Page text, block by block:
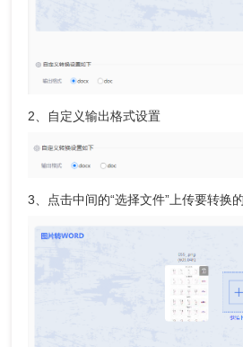
2、自定义输出格式设置
3、点击中间的“选择文件”上传要转换的